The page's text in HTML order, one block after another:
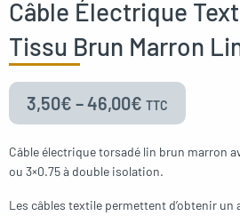
Câble Électrique
Tissu Brun Marron
3,50€ –46,00€ TTC
Câble électrique torsadé lin brun marron
ou 3×0.75 à double isolation.
Les câbles textile permettent d’obtenir
menu
menu